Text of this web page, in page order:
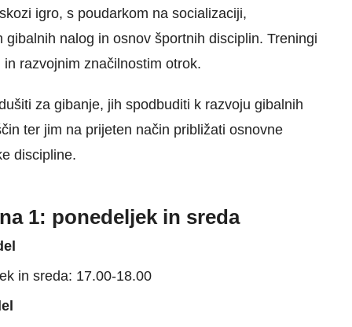
igro, s poudarkom na socializaciji,
gibalnih nalog in osnov športnih disciplin. Treningi
razvojnim značilnostim otrok.
za gibanje, jih spodbuditi k razvoju gibalnih
ter jim na prijeten način približati osnovne
discipline.
1: ponedeljek in sreda
in sreda: 17.00-18.00